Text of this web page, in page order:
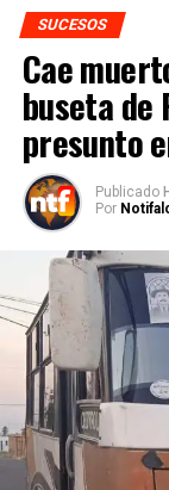
SUCESOS
Cae
buseta de
presunto
Publicado
Por